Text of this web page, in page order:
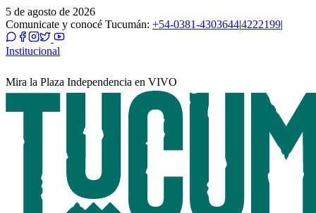
5 de agosto de 2026
Comunicate y conocé Tucumán: +54-0381-4303644|4222199|
Institucional
Mira la Plaza Independencia en VIVO